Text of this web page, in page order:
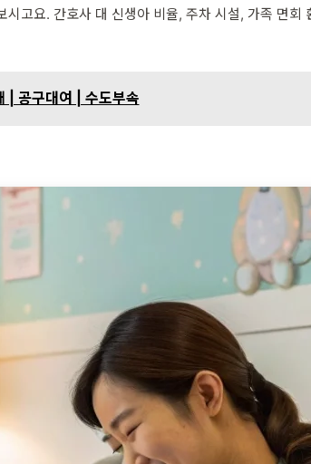
고요. 간호사 대 신생아 비율, 주차 시설, 가족 면
| 공구대여 | 수도부속